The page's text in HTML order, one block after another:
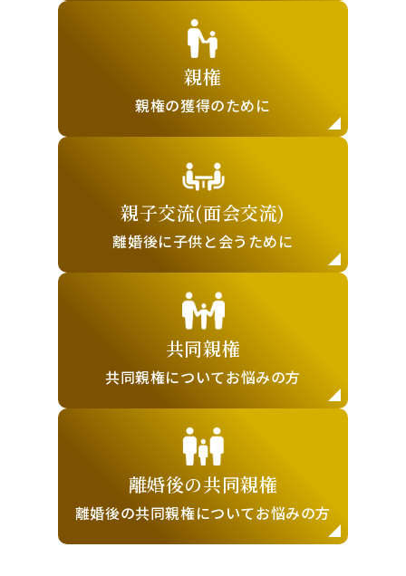
親権
親権の獲得のために
親子交流(面会交流)
離婚後に子供と会うために
共同親権
共同親権についてお悩みの方
離婚後の共同親権
離婚後の共同親権についてお悩みの方